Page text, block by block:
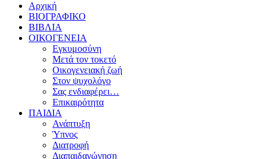
Αρχική
ΒΙΟΓΡΑΦΙΚΟ
ΒΙΒΛΙΑ
ΟΙΚΟΓΕΝΕΙΑ
Εγκυμοσύνη
Μετά τον τοκετό
Οικογενειακή ζωή
Στον ψυχολόγο
Σας ενδιαφέρει…
Επικαιρότητα
ΠΑΙΔΙΑ
Ανάπτυξη
Ύπνος
Διατροφή
Διαπαιδαγώγηση